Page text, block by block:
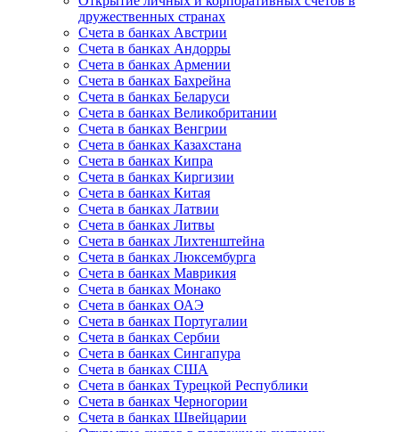
дружественных странах
Счета в банках Австрии
Счета в банках Андорры
Счета в банках Армении
Счета в банках Бахрейна
Счета в банках Беларуси
Счета в банках Великобритании
Счета в банках Венгрии
Счета в банках Казахстана
Счета в банках Кипра
Счета в банках Киргизии
Счета в банках Китая
Счета в банках Латвии
Счета в банках Литвы
Счета в банках Лихтенштейна
Счета в банках Люксембурга
Счета в банках Маврикия
Счета в банках Монако
Счета в банках ОАЭ
Счета в банках Португалии
Счета в банках Сербии
Счета в банках Сингапура
Счета в банках США
Счета в банках Турецкой Республики
Счета в банках Черногории
Счета в банках Швейцарии